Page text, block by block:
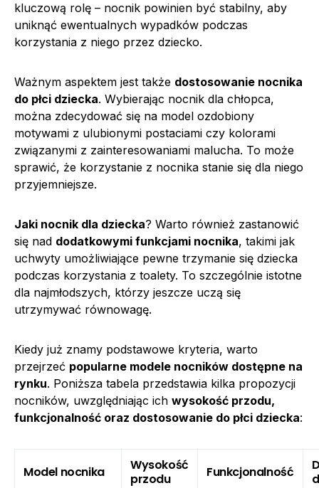
kluczową rolę – nocnik powinien być stabilny, aby
uniknąć ewentualnych wypadków podczas
korzystania z niego przez dziecko.
Ważnym aspektem jest także dostosowanie nocnika
do płci dziecka. Wybierając nocnik dla chłopca,
można zdecydować się na model ozdobiony
motywami z ulubionymi postaciami czy kolorami
związanymi z zainteresowaniami malucha. To może
sprawić, że korzystanie z nocnika stanie się dla niego
przyjemniejsze.
Jaki nocnik dla dziecka? Warto również zastanowić
się nad dodatkowymi funkcjami nocnika, takimi jak
uchwyty umożliwiające pewne trzymanie się dziecka
podczas korzystania z toalety. To szczególnie istotne
dla najmłodszych, którzy jeszcze uczą się
utrzymywać równowagę.
Kiedy już znamy podstawowe kryteria, warto
przejrzeć popularne modele nocników dostępne na
rynku. Poniższa tabela przedstawia kilka propozycji
nocników, uwzględniając ich wysokość przodu,
funkcjonalność oraz dostosowanie do płci dziecka:
Model nocnika
Wysokość
przodu
Funkcjonalność